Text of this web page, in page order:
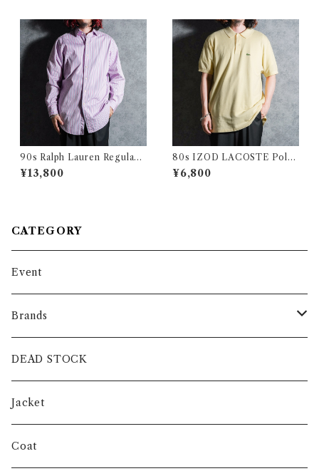
90s Ralph Lauren Regular
Collar Stripe Dress Shirts
Pink ラルフローレン レギュラ
¥13,800
80s IZOD LACOSTE Polo
Shirts Pale Yellow Made in
USA アイゾッド ラコステ ポ
¥6,800
CATEGORY
Event
Brands
intch.
SHUREN
INVERTERE
DEAD STOCK
Jacket
Coat